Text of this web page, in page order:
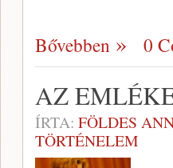
Bővebben 0
AZ
ÍRTA: FÖLDES
TÖRTÉNELEM